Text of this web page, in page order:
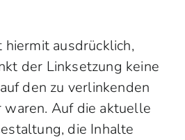
ausdrücklich,
der Linksetzung keine
den zu verlinkenden
waren. Auf die aktuelle
die Inhalte